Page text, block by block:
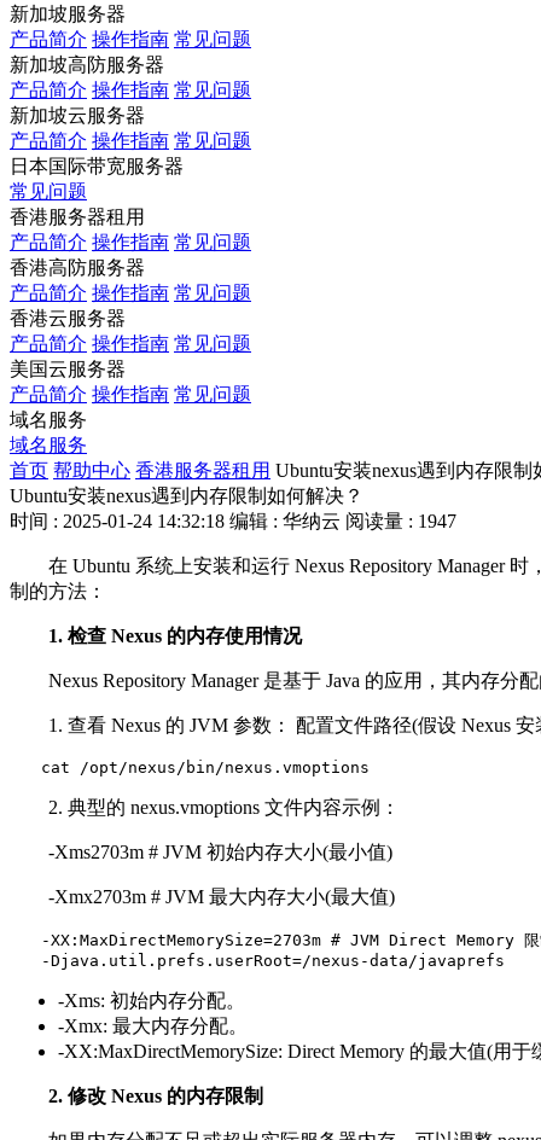
新加坡服务器
产品简介 操作指南 常见问题
新加坡高防服务器
产品简介 操作指南 常见问题
新加坡云服务器
产品简介 操作指南 常见问题
日本国际带宽服务器
常见问题
香港服务器租用
产品简介 操作指南 常见问题
香港高防服务器
产品简介 操作指南 常见问题
香港云服务器
产品简介 操作指南 常见问题
美国云服务器
产品简介 操作指南 常见问题
域名服务
域名服务
首页 帮助中心 香港服务器租用 Ubuntu安装nexus遇到内存限制
Ubuntu安装nexus遇到内存限制如何解决？
时间 : 2025-01-24 14:32:18 编辑 : 华纳云 阅读量 : 1947
在 Ubuntu 系统上安装和运行 Nexus Repository Manager
制的方法：
1. 检查 Nexus 的内存使用情况
Nexus Repository Manager 是基于 Java 的应用，其内存分
1. 查看 Nexus 的 JVM 参数： 配置文件路径(假设 Nexus 安
cat /opt/nexus/bin/nexus.vmoptions
2. 典型的 nexus.vmoptions 文件内容示例：
-Xms2703m # JVM 初始内存大小(最小值)
-Xmx2703m # JVM 最大内存大小(最大值)
-XX:MaxDirectMemorySize=2703m # JVM Direct Memory 限
-Djava.util.prefs.userRoot=/nexus-data/javaprefs
-Xms: 初始内存分配。
-Xmx: 最大内存分配。
-XX:MaxDirectMemorySize: Direct Memory 的最大值(用于
2. 修改 Nexus 的内存限制